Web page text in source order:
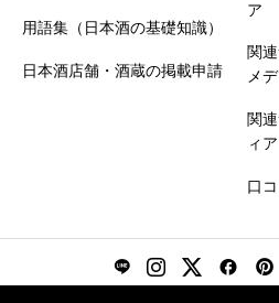
用語集（日本酒の基礎知識）
日本酒店舗・酒蔵の掲載申請
ア
関
メ
関
ィア
口